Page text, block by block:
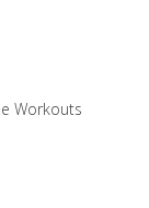
Workouts